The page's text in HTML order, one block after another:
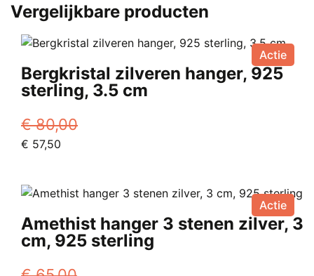
Vergelijkbare producten
Actie
Bergkristal zilveren hanger, 925
sterling, 3.5 cm
€80,00
Oorspronkelijke
€ 80,00.
€ 57,50
€ 57,50.
Actie
Amethist hanger 3 stenen zilver, 3
cm, 925 sterling